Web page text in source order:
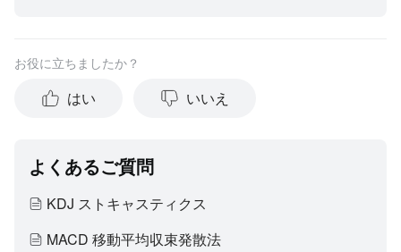
バイスではありません。投資家の皆様が投資判断を下される
願いいたします。過去の投資実績は、将来の成功を保証する
真実性、完全性、正確性、いかなる特定の目的への適時性に
ついて、何の表明や保証もいたしません。
お役に立ちましたか？
はい いいえ
よくあるご質問
KDJ ストキャスティクス
MACD 移動平均収束発散法